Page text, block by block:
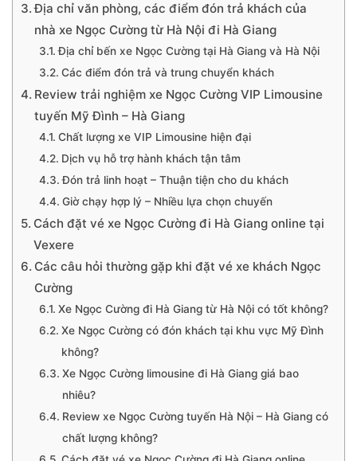
Địa chỉ văn phòng, các điểm đón trả khách của
nhà xe Ngọc Cường từ Hà Nội đi Hà Giang
Địa chỉ bến xe Ngọc Cường tại Hà Giang và Hà Nội
Các điểm đón trả và trung chuyển khách
Review trải nghiệm xe Ngọc Cường VIP Limousine
tuyến Mỹ Đình – Hà Giang
Chất lượng xe VIP Limousine hiện đại
Dịch vụ hỗ trợ hành khách tận tâm
Đón trả linh hoạt – Thuận tiện cho du khách
Giờ chạy hợp lý – Nhiều lựa chọn chuyến
Cách đặt vé xe Ngọc Cường đi Hà Giang online tại
Vexere
Các câu hỏi thường gặp khi đặt vé xe khách Ngọc
Cường
Xe Ngọc Cường đi Hà Giang từ Hà Nội có tốt không?
Xe Ngọc Cường có đón khách tại khu vực Mỹ Đình
không?
Xe Ngọc Cường limousine đi Hà Giang giá bao
nhiêu?
Review xe Ngọc Cường tuyến Hà Nội – Hà Giang có
chất lượng không?